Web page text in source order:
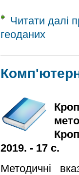
Читати далі
геоданих
2019. - 17 с.
Методичні